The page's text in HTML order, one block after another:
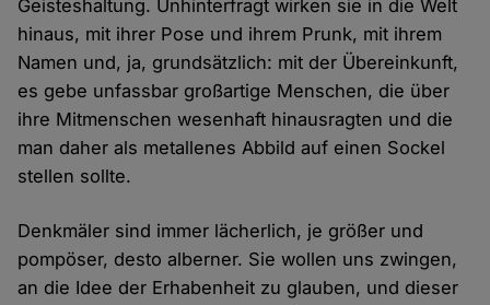
Geisteshaltung. Unhinterfragt wirken sie in die Welt
hinaus, mit ihrer Pose und ihrem Prunk, mit ihrem
Namen und, ja, grundsätzlich: mit der Übereinkunft,
es gebe unfassbar großartige Menschen, die über
ihre Mitmenschen wesenhaft hinausragten und die
man daher als metallenes Abbild auf einen Sockel
stellen sollte.
Denkmäler sind immer lächerlich, je größer und
pompöser, desto alberner. Sie wollen uns zwingen,
an die Idee der Erhabenheit zu glauben, und dieser